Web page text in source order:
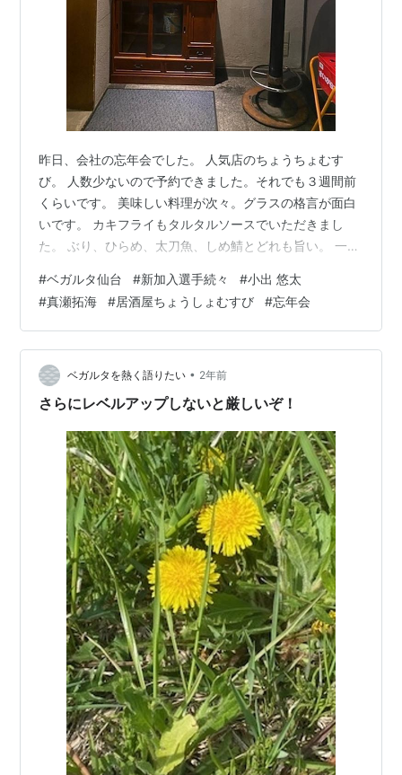
昨日、会社の忘年会でした。 人気店のちょうちょむす
び。 人数少ないので予約できました。それでも３週間前
くらいです。 美味しい料理が次々。グラスの格言が面白
いです。 カキフライもタルタルソースでいただきまし
た。 ぶり、ひらめ、太刀魚、しめ鯖とどれも旨い。 一番
の鯛めしまで食べて飲んで楽しめました。 帰りは県庁市
役所前のバス停から乗りましたが、途中寝てしまい終点
の紫山のJCHO病院まで行ってしまい、そこから４㎞徒歩
で帰宅しました。 まあ運動してないのでちょうどいい
や。なんて強がり言い聞かせながら５０分くらいウォー
キングしました。 昨日は新加入選手…
#ベガルタ仙台 #新加入選手続々 #小出 悠太
#真瀬拓海 #居酒屋ちょうしょむすび #忘年会
ベガルタを熱く語りたい • 2年前
さらにレベルアップしないと厳しいぞ！